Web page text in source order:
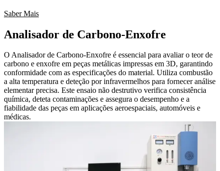
Saber Mais
Analisador de Carbono-Enxofre
O Analisador de Carbono-Enxofre é essencial para avaliar o teor de
carbono e enxofre em peças metálicas impressas em 3D, garantindo
conformidade com as especificações do material. Utiliza combustão
a alta temperatura e deteção por infravermelhos para fornecer análise
elementar precisa. Este ensaio não destrutivo verifica consistência
química, deteta contaminações e assegura o desempenho e a
fiabilidade das peças em aplicações aeroespaciais, automóveis e
médicas.